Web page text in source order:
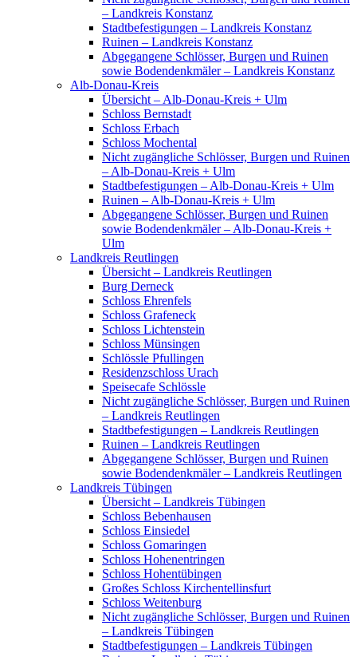
– Landkreis Konstanz
Stadtbefestigungen – Landkreis Konstanz
Ruinen – Landkreis Konstanz
Abgegangene Schlösser, Burgen und Ruinen
sowie Bodendenkmäler – Landkreis Konstanz
Alb-Donau-Kreis
Übersicht – Alb-Donau-Kreis + Ulm
Schloss Bernstadt
Schloss Erbach
Schloss Mochental
Nicht zugängliche Schlösser, Burgen und Ruinen
– Alb-Donau-Kreis + Ulm
Stadtbefestigungen – Alb-Donau-Kreis + Ulm
Ruinen – Alb-Donau-Kreis + Ulm
Abgegangene Schlösser, Burgen und Ruinen
sowie Bodendenkmäler – Alb-Donau-Kreis +
Ulm
Landkreis Reutlingen
Übersicht – Landkreis Reutlingen
Burg Derneck
Schloss Ehrenfels
Schloss Grafeneck
Schloss Lichtenstein
Schloss Münsingen
Schlössle Pfullingen
Residenzschloss Urach
Speisecafe Schlössle
Nicht zugängliche Schlösser, Burgen und Ruinen
– Landkreis Reutlingen
Stadtbefestigungen – Landkreis Reutlingen
Ruinen – Landkreis Reutlingen
Abgegangene Schlösser, Burgen und Ruinen
sowie Bodendenkmäler – Landkreis Reutlingen
Landkreis Tübingen
Übersicht – Landkreis Tübingen
Schloss Bebenhausen
Schloss Einsiedel
Schloss Gomaringen
Schloss Hohenentringen
Schloss Hohentübingen
Großes Schloss Kirchentellinsfurt
Schloss Weitenburg
Nicht zugängliche Schlösser, Burgen und Ruinen
– Landkreis Tübingen
Stadtbefestigungen – Landkreis Tübingen